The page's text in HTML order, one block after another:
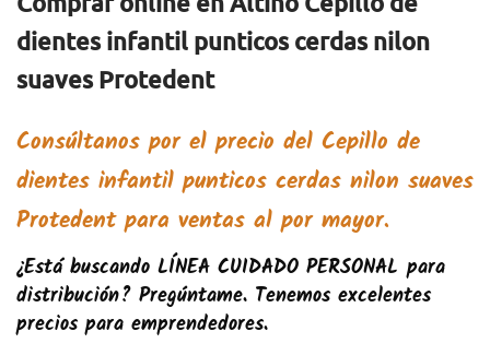
dientes infantil punticos cerdas nilon
suaves Protedent
Consúltanos por el precio del Cepillo de
dientes infantil punticos cerdas nilon suaves
Protedent para ventas al por mayor.
¿Está buscando LÍNEA CUIDADO PERSONAL para
distribución? Pregúntame. Tenemos excelentes
precios para emprendedores.